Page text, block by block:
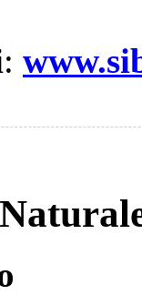
: